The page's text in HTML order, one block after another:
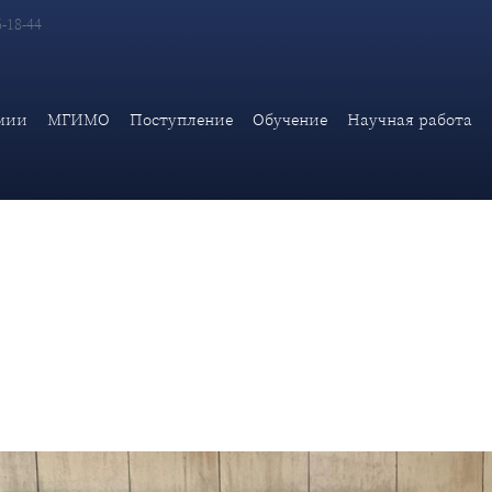
18-44
МГИМО Поступление Обучение Научная работа
наук Р.Н.Шангараева